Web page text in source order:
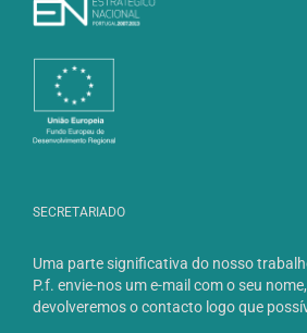
SECRETARIADO
Uma parte significativa do nosso
P.f. envie-nos um e-mail com o seu
devolveremos o contacto logo que